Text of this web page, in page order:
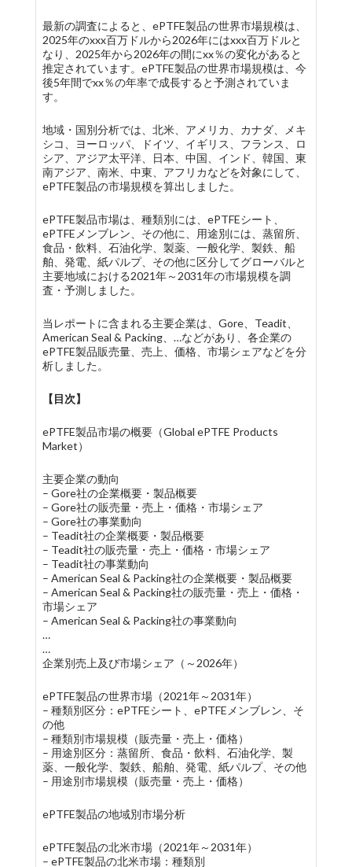
最新の調査によると、ePTFE製品の世界市場規模は、
2025年のxxx百万ドルから2026年にはxxx百万ドルと
なり、2025年から2026年の間にxx％の変化があると
推定されています。ePTFE製品の世界市場規模は、今
後5年間でxx％の年率で成長すると予測されていま
す。
地域・国別分析では、北米、アメリカ、カナダ、メキ
シコ、ヨーロッパ、ドイツ、イギリス、フランス、ロ
シア、アジア太平洋、日本、中国、インド、韓国、東
南アジア、南米、中東、アフリカなどを対象にして、
ePTFE製品の市場規模を算出しました。
ePTFE製品市場は、種類別には、ePTFEシート、
ePTFEメンブレン、その他に、用途別には、蒸留所、
食品・飲料、石油化学、製薬、一般化学、製鉄、船
舶、発電、紙パルプ、その他に区分してグローバルと
主要地域における2021年～2031年の市場規模を調
査・予測しました。
当レポートに含まれる主要企業は、Gore、Teadit、
American Seal & Packing、…などがあり、各企業の
ePTFE製品販売量、売上、価格、市場シェアなどを分
析しました。
【目次】
ePTFE製品市場の概要（Global ePTFE Products
Market）
主要企業の動向
– Gore社の企業概要・製品概要
– Gore社の販売量・売上・価格・市場シェア
– Gore社の事業動向
– Teadit社の企業概要・製品概要
– Teadit社の販売量・売上・価格・市場シェア
– Teadit社の事業動向
– American Seal & Packing社の企業概要・製品概要
– American Seal & Packing社の販売量・売上・価格・
市場シェア
– American Seal & Packing社の事業動向
…
…
企業別売上及び市場シェア（～2026年）
ePTFE製品の世界市場（2021年～2031年）
– 種類別区分：ePTFEシート、ePTFEメンブレン、そ
の他
– 種類別市場規模（販売量・売上・価格）
– 用途別区分：蒸留所、食品・飲料、石油化学、製
薬、一般化学、製鉄、船舶、発電、紙パルプ、その他
– 用途別市場規模（販売量・売上・価格）
ePTFE製品の地域別市場分析
ePTFE製品の北米市場（2021年～2031年）
– ePTFE製品の北米市場：種類別